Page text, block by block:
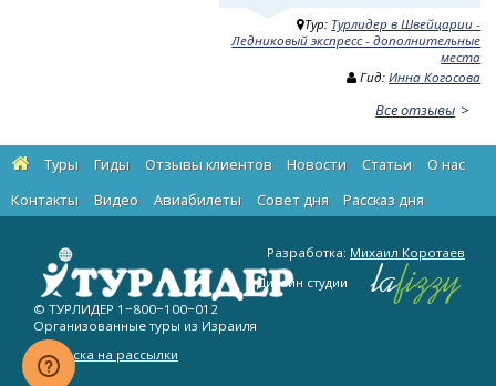
Тур: Турлидер в Швейцарии -
Ледниковый экспресс - дополнительные
места
Гид:Инна Когосова
Все отзывы
Туры Гиды Отзывы клиентов Новости Статьи
О нас
Контакты
Видео Авиабилеты Cовет дня Рассказ дня
© ТУРЛИДЕР 1−800−100−012
Организованные туры из Израиля
Подписка на рассылки
Разработка: Михаил Коротаев
Дизайн студии